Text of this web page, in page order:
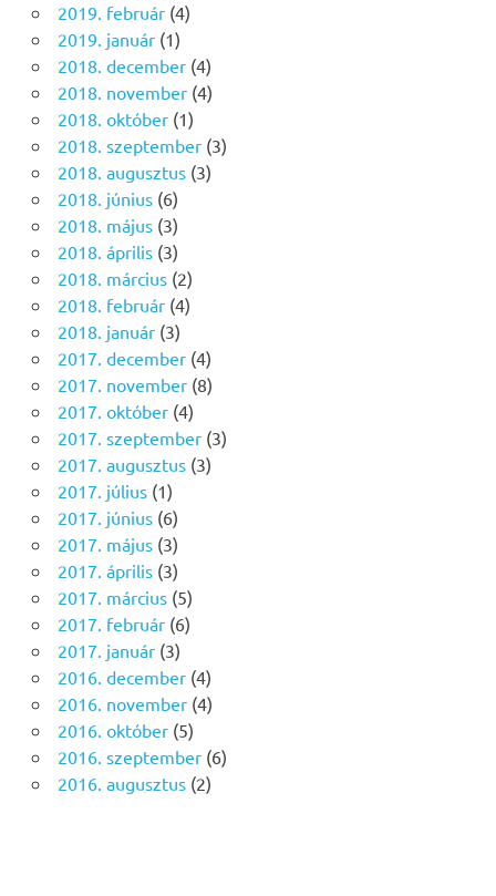
2019. február(4)
2019. január(1)
2018. december(4)
2018. november(4)
2018. október(1)
2018. szeptember(3)
2018. augusztus(3)
2018. június(6)
2018. május(3)
2018. április(3)
2018. március(2)
2018. február(4)
2018. január(3)
2017. december(4)
2017. november(8)
2017. október(4)
2017. szeptember(3)
2017. augusztus(3)
2017. július(1)
2017. június(6)
2017. május(3)
2017. április(3)
2017. március(5)
2017. február(6)
2017. január(3)
2016. december(4)
2016. november(4)
2016. október(5)
2016. szeptember(6)
2016. augusztus(2)